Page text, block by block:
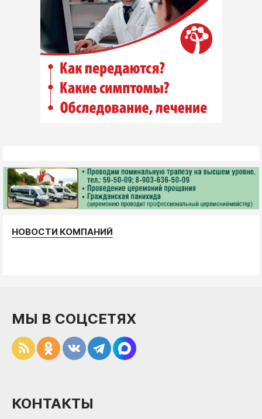
НОВОСТИ КОМПАНИЙ
МЫ В СОЦСЕТЯХ
КОНТАКТЫ